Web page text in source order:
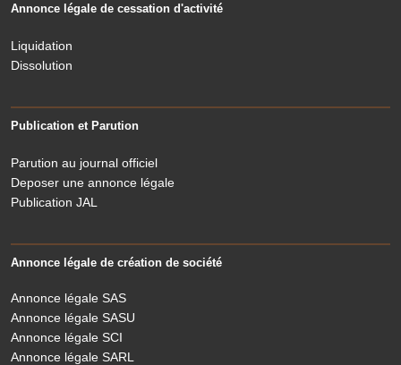
Annonce légale de cessation d'activité
Liquidation
Dissolution
Publication et Parution
Parution au journal officiel
Deposer une annonce légale
Publication JAL
Annonce légale de création de société
Annonce légale SAS
Annonce légale SASU
Annonce légale SCI
Annonce légale SARL